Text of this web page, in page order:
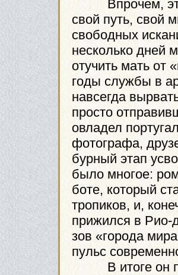
Впрочем, это
свой путь, свой
свободных
несколько дней
отучить мать от
годы службы в
навсегда
просто
овладел
фотографа,
бурный этап
было многое:
боте, который
тропиков, и,
прижился в Рио-
зов «города
пульс
В итоге он